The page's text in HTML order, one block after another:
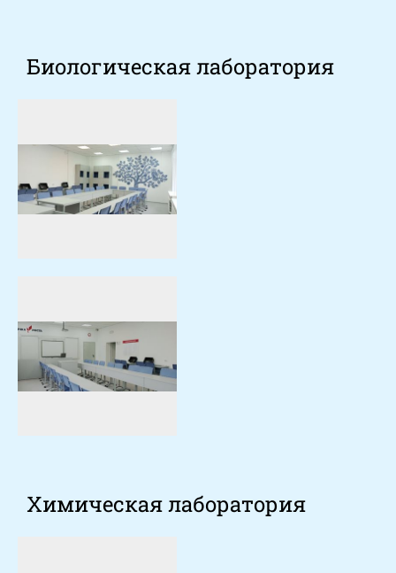
Биологическая лаборатория
Химическая лаборатория